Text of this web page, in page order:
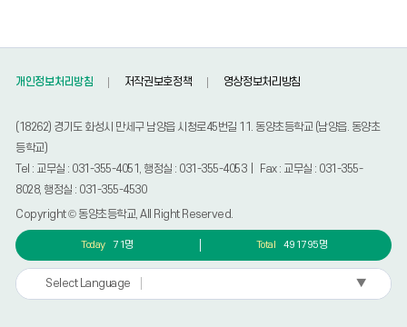
시
번
제
작
성
자,
등
록
일,
회
수
개인정보처리방침 저작권보호정책 영상정보처리방침
(18262) 경기도 화성시 만세구 남양읍 시청로45번길 11. 동양초등학교 (남양읍. 동양초
등학교)
Tel : 교무실 : 031-355-4051, 행정실 : 031-355-4053 | Fax : 교무실 : 031-355-
8028, 행정실 : 031-355-4530
Copyright © 동양초등학교, All Right Reserved.
Today 71명 Total 491795명
Select Language ▼